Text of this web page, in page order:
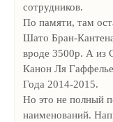
сотрудников.
По памяти, там
Шато Бран-
вроде 3500р. А
Канон Ля
Года 2014-2015.
Но это не полный
наименований.